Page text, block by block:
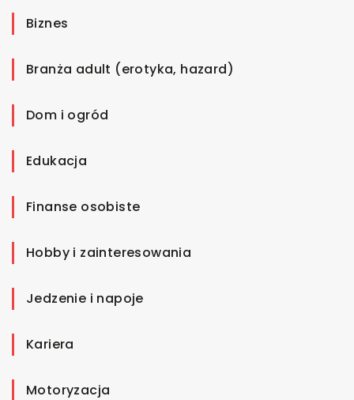
Biznes
Branża adult (erotyka, hazard)
Dom i ogród
Edukacja
Finanse osobiste
Hobby i zainteresowania
Jedzenie i napoje
Kariera
Motoryzacja